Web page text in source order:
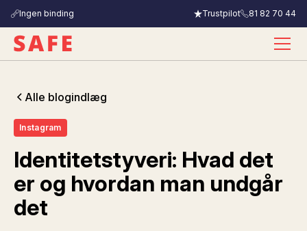
Ingen binding Trustpilot 81 82 70 44
Alle blogindlæg
Instagram
Identitetstyveri: Hvad det
er og hvordan man undgår
det